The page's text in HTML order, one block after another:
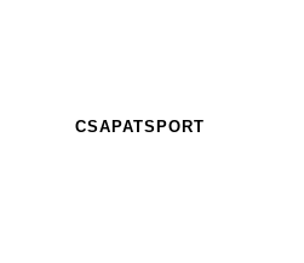
CSAPATSPORT